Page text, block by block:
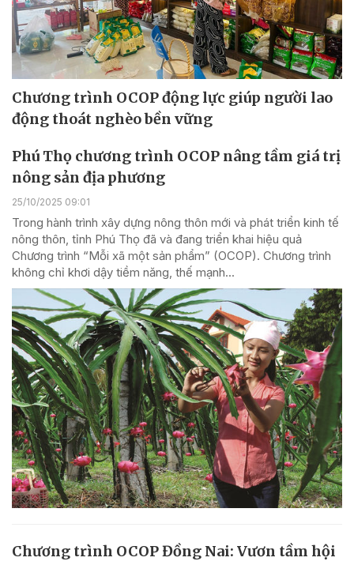
Chương trình OCOP động lực giúp người lao
động thoát nghèo bền vững
Phú Thọ chương trình OCOP nâng tầm giá trị
nông sản địa phương
25/10/2025 09:01
Trong hành trình xây dựng nông thôn mới và phát triển kinh tế
nông thôn, tỉnh Phú Thọ đã và đang triển khai hiệu quả
Chương trình “Mỗi xã một sản phẩm” (OCOP). Chương trình
không chỉ khơi dậy tiềm năng, thế mạnh...
Chương trình OCOP Đồng Nai: Vươn tầm hội